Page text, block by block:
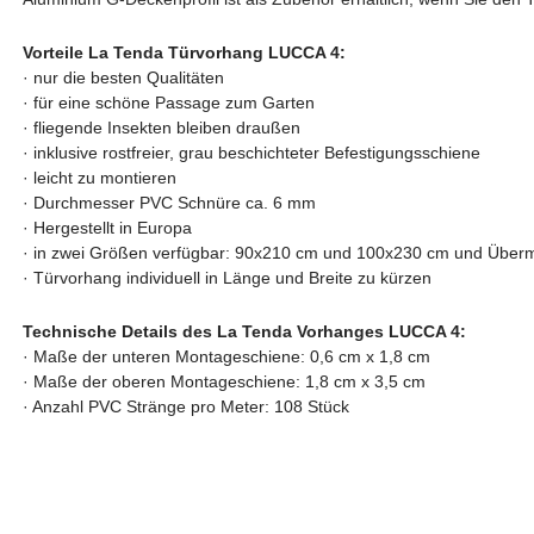
Vorteile La Tenda Türvorhang LUCCA 4:
· nur die besten Qualitäten
· für eine schöne Passage zum Garten
· fliegende Insekten bleiben draußen
· inklusive rostfreier, grau beschichteter Befestigungsschiene
· leicht zu montieren
· Durchmesser PVC Schnüre ca. 6 mm
· Hergestellt in Europa
· in zwei Größen verfügbar: 90x210 cm und 100x230 cm und
· Türvorhang individuell in Länge und Breite zu kürzen
Technische Details des La Tenda Vorhanges LUCCA 4:
· Maße der unteren Montageschiene: 0,6 cm x 1,8 cm
· Maße der oberen Montageschiene: 1,8 cm x 3,5 cm
· Anzahl PVC Stränge pro Meter: 108 Stück